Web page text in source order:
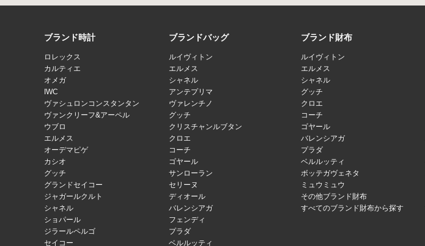
ブランド時計
ロレックス
カルティエ
オメガ
IWC
ヴァシュロンコンスタンタン
ヴァンクリーフ&アーペル
ウブロ
エルメス
オーデマピゲ
カシオ
グッチ
グランドセイコー
ジャガールクルト
シャネル
ショパール
ジラールペルゴ
セイコー
ブランドバッグ
ルイヴィトン
エルメス
シャネル
アンテプリマ
ヴァレンチノ
グッチ
クリスチャンルブタン
クロエ
コーチ
ゴヤール
サンローラン
セリーヌ
ディオール
バレンシアガ
フェンディ
プラダ
ベルルッティ
ブランド財布
ルイヴィトン
エルメス
シャネル
グッチ
クロエ
コーチ
ゴヤール
バレンシアガ
プラダ
ベルルッティ
ボッテガヴェネタ
ミュウミュウ
その他ブランド財布
すべてのブランド財布から探す